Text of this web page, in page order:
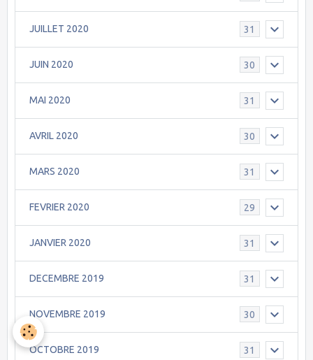
JUILLET 2020 31
JUIN 2020 30
MAI 2020 31
AVRIL 2020 30
MARS 2020 31
FEVRIER 2020 29
JANVIER 2020 31
DECEMBRE 2019 31
NOVEMBRE 2019 30
OCTOBRE 2019 31